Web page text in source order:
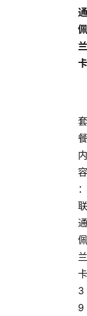
通
佩
兰
卡
套
餐
内
容
：
联
通
佩
兰
卡
3
9